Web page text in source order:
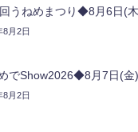
うねめまつり◆8月6日(
8月2日
でShow2026◆8月7日(金
8月2日